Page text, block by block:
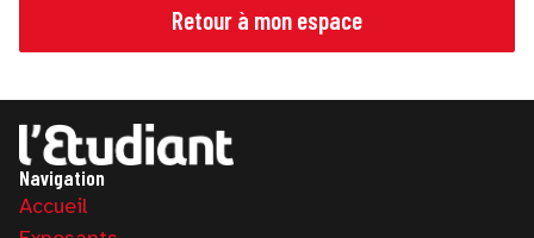
Retour à mon espace
Navigation
Accueil